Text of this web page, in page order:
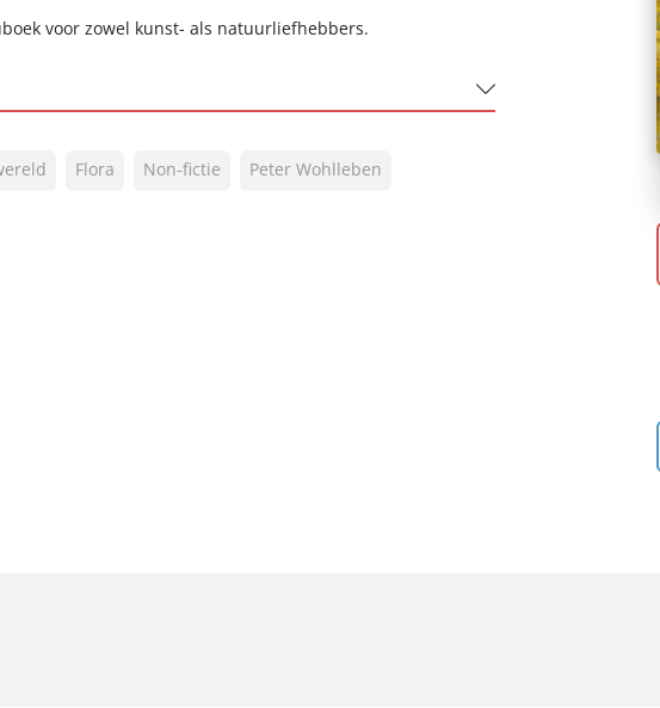
voor zowel kunst- als natuurliefhebbers.
410
Flora Non-fictie Peter Wohlleben